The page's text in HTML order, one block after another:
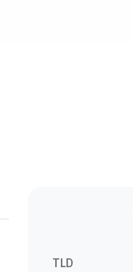
TLD